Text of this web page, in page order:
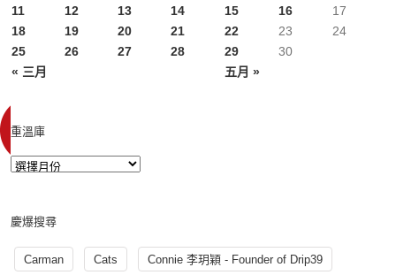
« 三月 五月 »
11
12 13 14 15 16
17
18
19 20 21 22 23
24
25
26 27 28 29 30
重溫庫
慶爆搜尋
Carman Cats Connie 李玥穎 - Founder of Drip39